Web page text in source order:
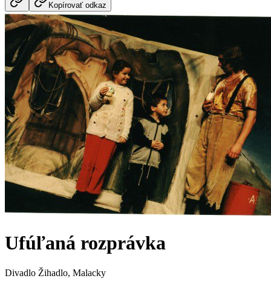
Kopírovať odkaz
Ufúľaná rozprávka
Divadlo Žihadlo, Malacky